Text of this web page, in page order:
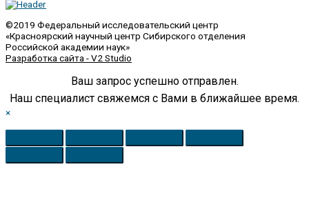
©2019 Федеральный исследовательский центр
«Красноярский научный центр Сибирского отделения
Российской академии наук»
Разработка сайта - V2 Studio
Ваш запрос успешно отправлен.
Наш специалист свяжемся с Вами в ближайшее время.
×